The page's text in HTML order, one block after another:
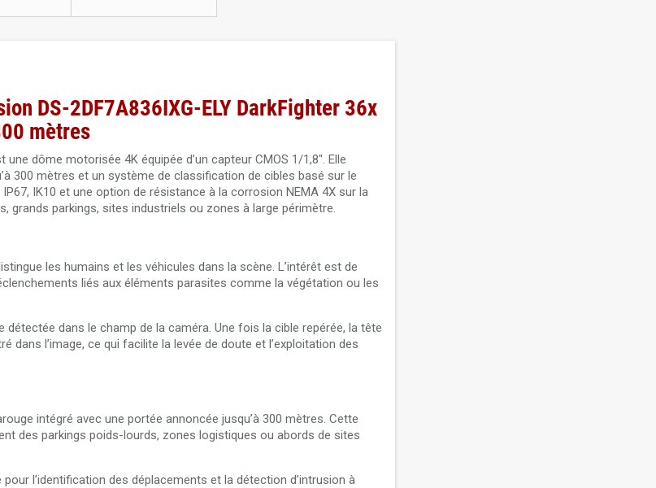
DS-2DF7A836IXG-ELY DarkFighter 36x
mètres
une dôme motorisée 4K équipée d’un capteur CMOS 1/1,8". Elle
300 mètres et un système de classification de cibles basé sur le
IK10 et une option de résistance à la corrosion NEMA 4X sur la
grands parkings, sites industriels ou zones à large périmètre.
les humains et les véhicules dans la scène. L’intérêt est de
liés aux éléments parasites comme la végétation ou les
dans le champ de la caméra. Une fois la cible repérée, la tête
l’image, ce qui facilite la levée de doute et l’exploitation des
intégré avec une portée annoncée jusqu’à 300 mètres. Cette
des parkings poids-lourds, zones logistiques ou abords de sites
l’identification des déplacements et la détection d’intrusion à